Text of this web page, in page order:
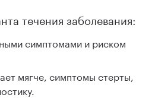
течения заболевания:
симптомами и риском
мягче, симптомы стерты,